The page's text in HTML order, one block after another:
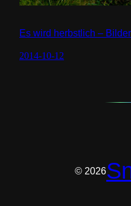
Es wird herbstlich –
2014-10-12
© 2026